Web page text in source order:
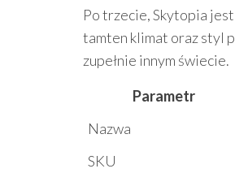
Po trzecie, Skytopia
tamten klimat oraz styl
zupełnie innym świecie.
Parametr
Nazwa
SKU